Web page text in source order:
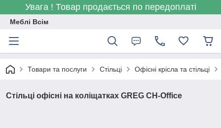
Увага ! Товар продається по передоплаті
Меблі Всім
Товари та послуги Стільці Офісні крісла та стільці
Стільці офісні на коліщатках GREG CH-Office